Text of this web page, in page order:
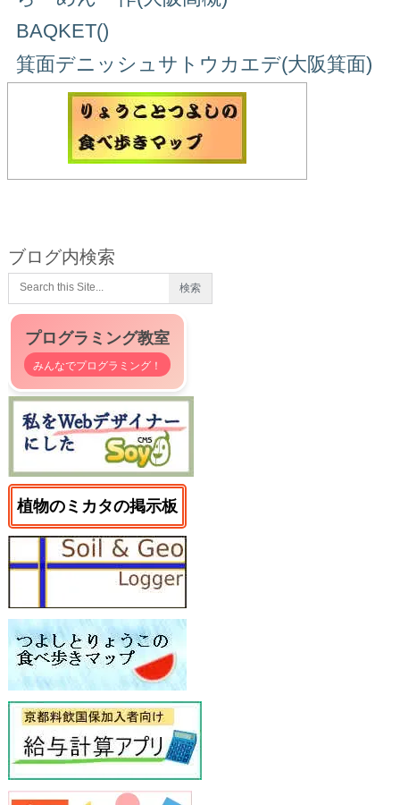
BAQKET()
箕面デニッシュサトウカエデ(大阪箕面)
ブログ内検索
プログラミング教室
みんなでプログラミング！
植物のミカタの掲示板